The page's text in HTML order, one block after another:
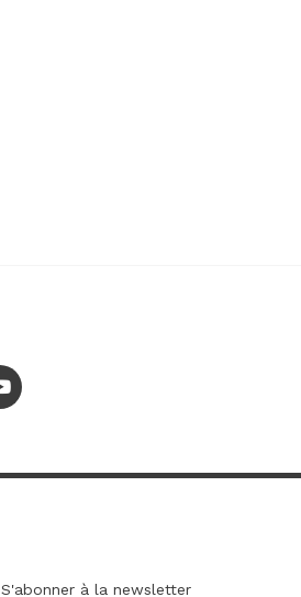
S'abonner à la newsletter